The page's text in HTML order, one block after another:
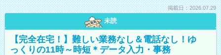
掲載日：2026.07.29
未読
【完全在宅！】難しい業務なし＆電話なし！ゆ
っくりの11時～時短＊データ入力・事務